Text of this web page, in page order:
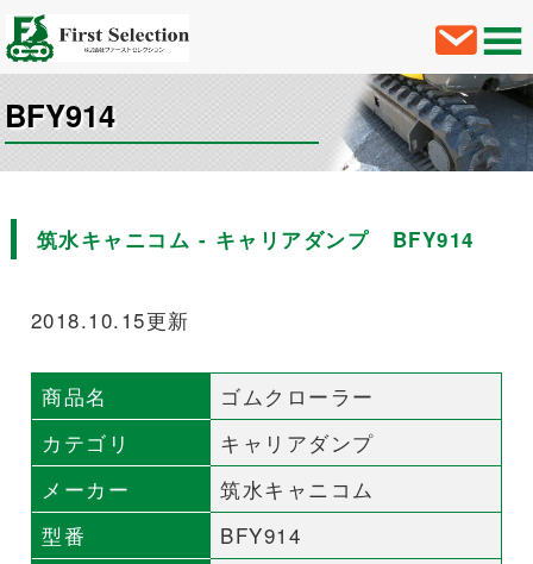
BFY914
筑水キャニコム - キャリアダンプ BFY914
2018.10.15更新
商品名
ゴムクローラー
カテゴリ
キャリアダンプ
メーカー
筑水キャニコム
型番
BFY914